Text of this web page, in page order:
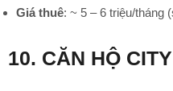
Giá thuê: ~ 5 – 6 triệu/tháng
10. CĂN HỘ